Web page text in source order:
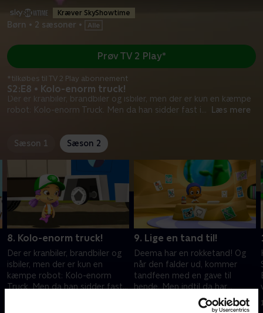
Kræver SkyShowtime
Børn • 2 sæsoner •
S2:E8 • Kolo-enorm truck!
Der er kranbiler, brandbiler og isbiler, men der er kun en kæmpe
robot: Kolo-enorm Truck. Men da han sidder fast i... Læs mere
Prøv TV 2 Play*
*tilkøbes til TV 2 Play abonnement
Sæson 1 Sæson 2
8. Kolo-enorm truck!
Der er kranbiler, brandbiler og
isbiler, men der er kun en
kæmpe robot: Kolo-enorm
Truck. Men da han sidder fast i
9. Lige en tand til!
Deema har en rokketand! Og
når den falder ud, kommer
tandfeen med en gave til
hende. Men indtil da har
Deemas tandlæge mange råd
til at holde sine tænder sunde.